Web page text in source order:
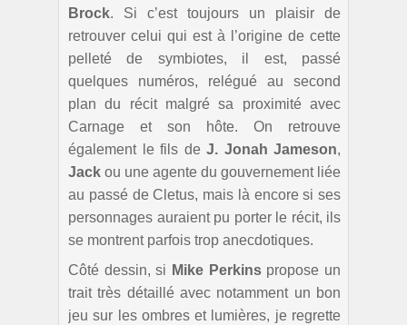
Brock. Si c’est toujours un plaisir de
retrouver celui qui est à l’origine de cette
pelleté de symbiotes, il est, passé
quelques numéros, relégué au second
plan du récit malgré sa proximité avec
Carnage et son hôte. On retrouve
également le fils de J. Jonah Jameson,
Jack ou une agente du gouvernement liée
au passé de Cletus, mais là encore si ses
personnages auraient pu porter le récit, ils
se montrent parfois trop anecdotiques.
Côté dessin, si Mike Perkinspropose un
trait très détaillé avec notamment un bon
jeu sur les ombres et lumières, je regrette